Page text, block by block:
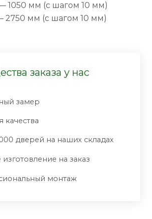
1050 мм (с шагом 10 мм)
2750 мм (с шагом 10 мм)
заказа у нас
замер
качества
дверей на наших складах
на заказ
монтаж